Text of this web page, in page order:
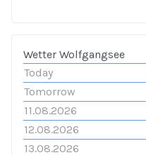
Wetter Wolfgangsee
Today
Tomorrow
11.08.2026
12.08.2026
13.08.2026